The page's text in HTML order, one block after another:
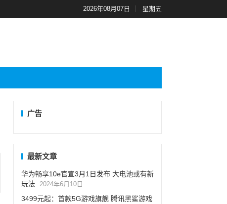
2026年08月07日 星期五
广告
最新文章
华为畅享10e官宣3月1日发布 大电池或有新
玩法 2024年6月10日
3499元起：首款5G游戏旗舰 腾讯黑鲨游戏